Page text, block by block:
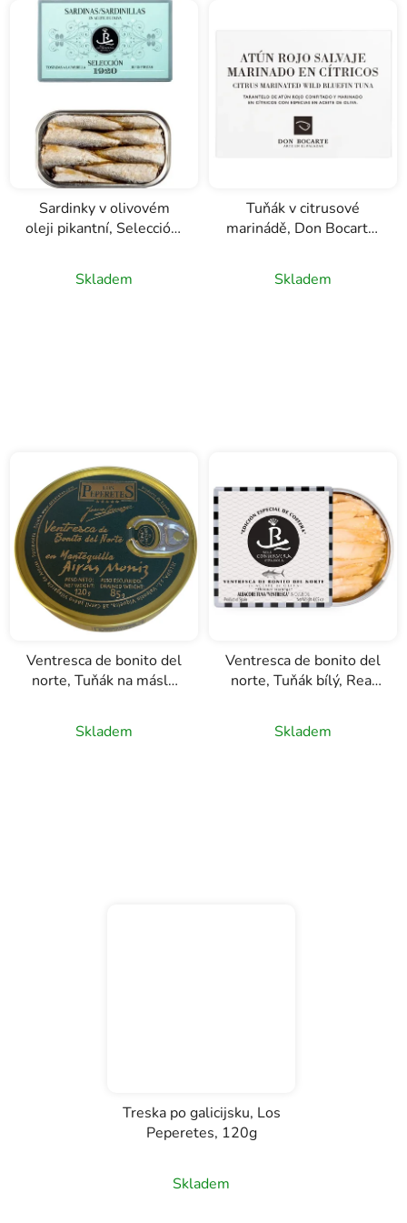
Sardinky v olivovém
oleji pikantní, Selección,
Española, 125g
Skladem
Tuňák v citrusové
marinádě, Don Bocarte,
Skladem
Ventresca de bonito del
norte, Tuňák na másle
Peperetes, 120g
Skladem
Ventresca de bonito del
norte, Tuňák bílý, Real
120g
Skladem
Treska po galicijsku, Los
Peperetes, 120g
Skladem